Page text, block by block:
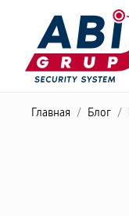
Главная / Блог /